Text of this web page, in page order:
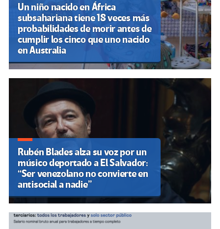
Un niño nacido en África
subsahariana tiene 18 veces más
probabilidades de morir antes de
cumplir los cinco que uno nacido
en Australia
Rubén Blades alza su voz por un
músico deportado a El Salvador:
“Ser venezolano no convierte en
antisocial a nadie”